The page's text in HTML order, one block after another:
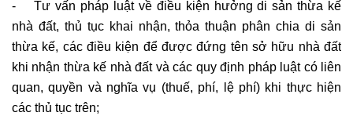
- Tư vấn pháp luật về điều kiện hưởng di sản thừa kế
nhà đất, thủ tục khai nhận, thỏa thuận phân chia di sản
thừa kế, các điều kiện để được đứng tên sở hữu nhà đất
khi nhận thừa kế nhà đất và các quy định pháp luật có liên
quan, quyền và nghĩa vụ (thuế, phí, lệ phí) khi thực hiện
các thủ tục trên;